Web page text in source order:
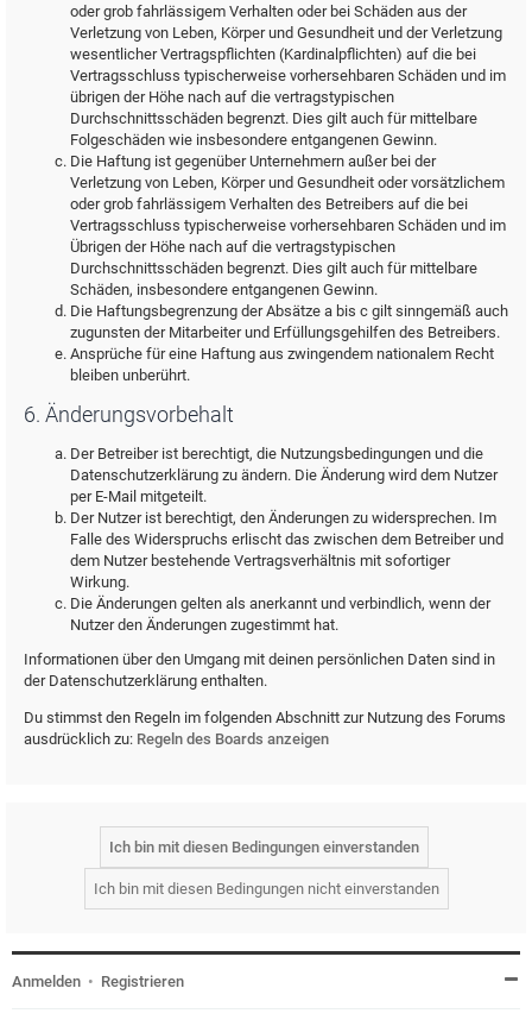
oder grob fahrlässigem Verhalten oder bei Schäden aus der
Verletzung von Leben, Körper und Gesundheit und der Verletzung
wesentlicher Vertragspflichten (Kardinalpflichten) auf die bei
Vertragsschluss typischerweise vorhersehbaren Schäden und im
übrigen der Höhe nach auf die vertragstypischen
Durchschnittsschäden begrenzt. Dies gilt auch für mittelbare
Folgeschäden wie insbesondere entgangenen Gewinn.
Die Haftung ist gegenüber Unternehmern außer bei der
Verletzung von Leben, Körper und Gesundheit oder vorsätzlichem
oder grob fahrlässigem Verhalten des Betreibers auf die bei
Vertragsschluss typischerweise vorhersehbaren Schäden und im
Übrigen der Höhe nach auf die vertragstypischen
Durchschnittsschäden begrenzt. Dies gilt auch für mittelbare
Schäden, insbesondere entgangenen Gewinn.
Die Haftungsbegrenzung der Absätze a bis c gilt sinngemäß auch
zugunsten der Mitarbeiter und Erfüllungsgehilfen des Betreibers.
Ansprüche für eine Haftung aus zwingendem nationalem Recht
bleiben unberührt.
6. Änderungsvorbehalt
Der Betreiber ist berechtigt, die Nutzungsbedingungen und die
Datenschutzerklärung zu ändern. Die Änderung wird dem Nutzer
per E-Mail mitgeteilt.
Der Nutzer ist berechtigt, den Änderungen zu widersprechen. Im
Falle des Widerspruchs erlischt das zwischen dem Betreiber und
dem Nutzer bestehende Vertragsverhältnis mit sofortiger
Wirkung.
Die Änderungen gelten als anerkannt und verbindlich, wenn der
Nutzer den Änderungen zugestimmt hat.
Informationen über den Umgang mit deinen persönlichen Daten sind in
der Datenschutzerklärung enthalten.
Du stimmst den Regeln im folgenden Abschnitt zur Nutzung des Forums
ausdrücklich zu: Regeln des Boards anzeigen
Anmelden • Registrieren